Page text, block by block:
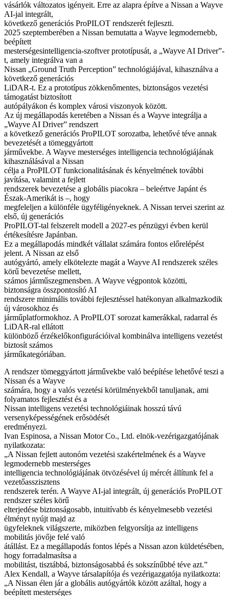
vásárlók változatos igényeit. Erre az alapra építve a Nissan a Wayve
AI-jal integrált,
következő generációs ProPILOT rendszerét fejleszti.
2025 szeptemberében a Nissan bemutatta a Wayve legmodernebb,
beépített
mesterségesintelligencia-szoftver prototípusát, a „Wayve AI Driver”-
t, amely integrálva van a
Nissan „Ground Truth Perception” technológiájával, kihasználva a
következő generációs
LiDAR-t. Ez a prototípus zökkenőmentes, biztonságos vezetési
támogatást biztosított
autópályákon és komplex városi viszonyok között.
Az új megállapodás keretében a Nissan és a Wayve integrálja a
„Wayve AI Driver” rendszert
a következő generációs ProPILOT sorozatba, lehetővé téve annak
bevezetését a tömeggyártott
járművekbe. A Wayve mesterséges intelligencia technológiájának
kihasználásával a Nissan
célja a ProPILOT funkcionalitásának és kényelmének további
javítása, valamint a fejlett
rendszerek bevezetése a globális piacokra – beleértve Japánt és
Észak-Amerikát is –, hogy
megfeleljen a különféle ügyféligényeknek. A Nissan tervei szerint az
első, új generációs
ProPILOT-tal felszerelt modell a 2027-es pénzügyi évben kerül
értékesítésre Japánban.
Ez a megállapodás mindkét vállalat számára fontos előrelépést
jelent. A Nissan az első
autógyártó, amely elkötelezte magát a Wayve AI rendszerek széles
körű bevezetése mellett,
számos járműszegmensben. A Wayve végpontok közötti,
biztonságra összpontosító AI
rendszere minimális további fejlesztéssel hatékonyan alkalmazkodik
új városokhoz és
járműplatformokhoz. A ProPILOT sorozat kamerákkal, radarral és
LiDAR-ral ellátott
különböző érzékelőkonfigurációival kombinálva intelligens vezetést
biztosít számos
járműkategóriában.
A rendszer tömeggyártott járművekbe való beépítése lehetővé teszi a
Nissan és a Wayve
számára, hogy a valós vezetési körülményekből tanuljanak, ami
folyamatos fejlesztést és a
Nissan intelligens vezetési technológiáinak hosszú távú
versenyképességének erősödését
eredményezi.
Ivan Espinosa, a Nissan Motor Co., Ltd. elnök-vezérigazgatójának
nyilatkozata:
„A Nissan fejlett autonóm vezetési szakértelmének és a Wayve
legmodernebb mesterséges
intelligencia technológiájának ötvözésével új mércét állítunk fel a
vezetőasszisztens
rendszerek terén. A Wayve AI-jal integrált, új generációs ProPILOT
rendszer széles körű
elterjedése biztonságosabb, intuitívabb és kényelmesebb vezetési
élményt nyújt majd az
ügyfeleknek világszerte, miközben felgyorsítja az intelligens
mobilitás jövője felé való
átállást. Ez a megállapodás fontos lépés a Nissan azon küldetésében,
hogy forradalmasítsa a
mobilitást, tisztábbá, biztonságosabbá és sokszínűbbé téve azt.”
Alex Kendall, a Wayve társalapítója és vezérigazgatója nyilatkozta:
„A Nissan élen jár a globális autógyártók között azáltal, hogy a
beépített mesterséges